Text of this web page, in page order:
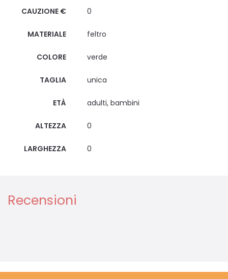
CAUZIONE € 0
MATERIALE feltro
COLORE verde
TAGLIA unica
ETÀ adulti, bambini
ALTEZZA 0
LARGHEZZA 0
Recensioni